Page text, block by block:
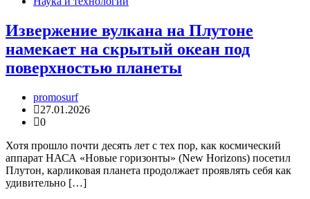
Извержение вулкана на Плутоне
намекает на скрытый океан под
поверхностью планеты
promosurf
27.01.2026
0
Хотя прошло почти десять лет с тех пор, как космический
аппарат НАСА «Новые горизонты» (New Horizons) посетил
Плутон, карликовая планета продолжает проявлять себя как
удивительно […]